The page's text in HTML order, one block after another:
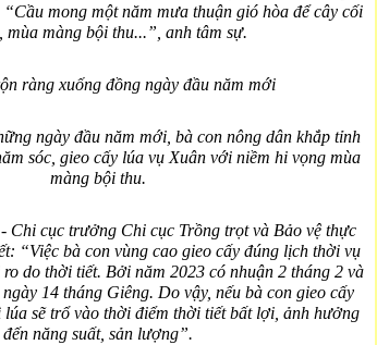
mong một năm mưa thuận gió hòa để cây cối
mùa màng bội thu...”, anh tâm sự.
ràng xuống đồng ngày đầu năm mới
ngày đầu năm mới, bà con nông dân khắp tỉnh
sóc, gieo cấy lúa vụ Xuân với niềm hi vọng mùa
màng bội thu.
Chi cục trưởng Chi cục Trồng trọt và Bảo vệ thực
“Việc bà con vùng cao gieo cấy đúng lịch thời vụ
do thời tiết. Bởi năm 2023 có nhuận 2 tháng 2 và
14 tháng Giêng. Do vậy, nếu bà con gieo cấy
sẽ trổ vào thời điểm thời tiết bất lợi, ảnh hưởng
đến năng suất, sản lượng”.